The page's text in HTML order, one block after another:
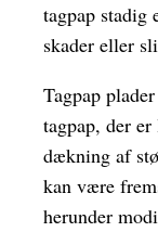
tagpap stadig
skader eller
Tagpap
tagpap, der
dækning af
kan være
herunder